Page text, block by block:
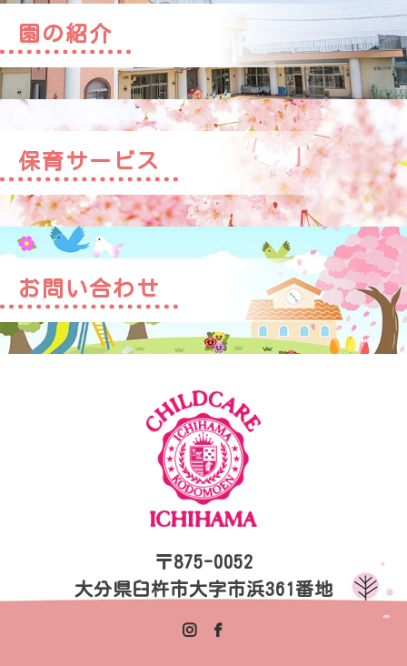
園の紹介
保育サービス
お問い合わせ
〒875-0052
大分県臼杵市大字市浜361番地